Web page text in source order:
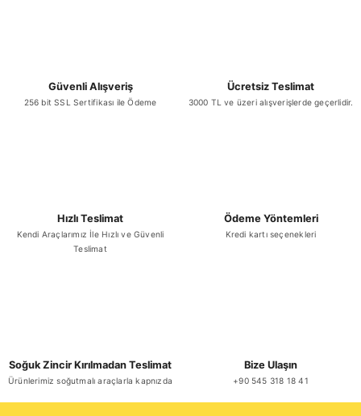
₺ 353,50
TÜKENDİ
Kaanlar Suda Mozzarella 125 Gr x 24 Adet
Stokta Yok
Güvenli Alışveriş
256 bit SSL Sertifikası ile Ödeme
Ücretsiz Teslimat
3000 TL ve üzeri alışverişlerde geçerlidir.
Hızlı Teslimat
Kendi Araçlarımız İle Hızlı ve Güvenli
Teslimat
Ödeme Yöntemleri
Kredi kartı seçenekleri
Soğuk Zincir Kırılmadan Teslimat
Ürünlerimiz soğutmalı araçlarla kapnızda
Bize Ulaşın
+90 545 318 18 41